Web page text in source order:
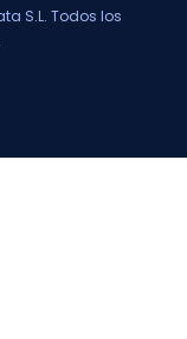
S.L. Todos los